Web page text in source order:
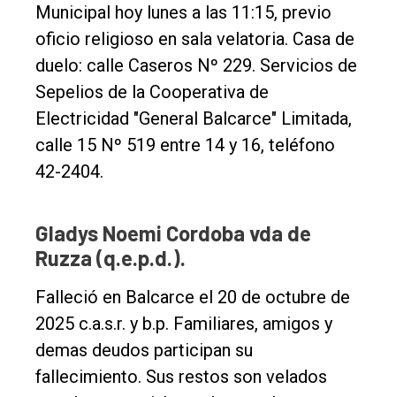
Nosotros
Contacto
Municipal hoy lunes a las 11:15, previo
oficio religioso en sala velatoria. Casa de
duelo: calle Caseros Nº 229. Servicios de
Sepelios de la Cooperativa de
Electricidad "General Balcarce" Limitada,
calle 15 Nº 519 entre 14 y 16, teléfono
42-2404.
Gladys Noemi Cordoba vda de
Ruzza (q.e.p.d.).
Falleció en Balcarce el 20 de octubre de
2025 c.a.s.r. y b.p. Familiares, amigos y
demas deudos participan su
fallecimiento. Sus restos son velados